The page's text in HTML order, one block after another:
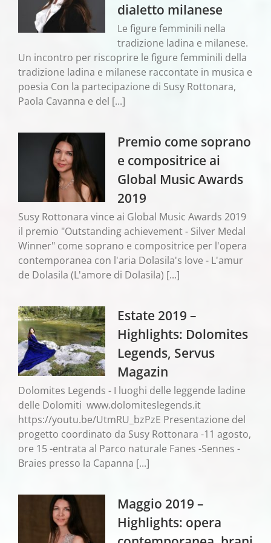
dialetto milanese
Le figure femminili nella
tradizione ladina e milanese.
Un incontro per riscoprire le figure femminili della
tradizione ladina e milanese raccontate in musica e
poesia Con la partecipazione di Susy Rottonara,
Paola Cavanna e del [...]
Premio come soprano
e compositrice ai
Global Music Awards
2019
Susy Rottonara vince ai Global Music Awards 2019
il premio "Outstanding achievement - Silver Medal
Winner" come soprano e compositrice per l'opera
contemporanea con l'aria Dolasila's love - L'amur
de Dolasila (L'amore di Dolasila) [...]
Estate 2019 –
Highlights: Dolomites
Legends, Servus
Magazin
Dolomites Legends - I luoghi delle leggende ladine
delle Dolomiti www.dolomiteslegends.it
https://youtu.be/UtmRU_bzPzE Presentazione del
progetto coordinato da Susy Rottonara -11 agosto,
ore 15 -entrata al Parco naturale Fanes -Sennes -
Braies presso la Capanna [...]
Maggio 2019 –
Highlights: opera